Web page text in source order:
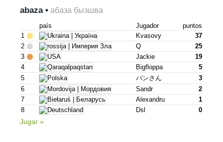
abaza • абаза бызшва
país Jugador
puntos
1
Kvasovy
37
2
Q
25
3
Jackie
19
4
Bigfloppa
5
5
パンさん
3
6
Sandr
2
7
Alexandru
1
8
Dsl 0
Jugar »